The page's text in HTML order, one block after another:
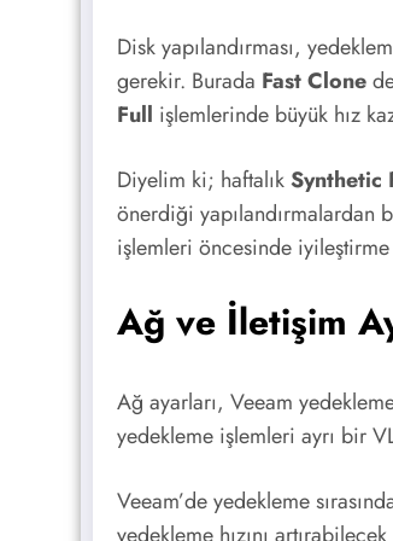
Disk yapılandırması,
gerekir. Burada Fast Clone
Full işlemlerinde büyük hız
Diyelim ki; haftalıkSynthetic
önerdiği yapılandırmalardan
işlemleri öncesinde
Ağ ve İletişim
Ağ ayarları, Veeam
yedekleme işlemleri ayrı bir
Veeam’de yedekleme